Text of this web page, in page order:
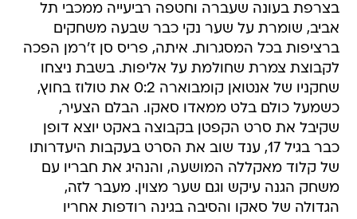
בצרפת בעונה שעברה וחטפה רביעייה ממכבי תל
אביב, שומרת על שער נקי כבר שבעה משחקים
ברציפות בכל המסגרות. איתה, פריס סן ז'רמן הפכה
לקבוצת צמרת שחולמת על אליפות. בשבת ניצחו
שחקניו של אנטואן קומבוארה 0:2 את טולוז בחוץ,
כשמעל כולם בלט ממאדו סאקו. הבלם הצעיר,
שקיבל את סרט הקפטן בקבוצה באקט יוצא דופן
כבר בגיל 17, ענד שוב את הסרט בעקבות היעדרותו
של קלוד מאקללה המושעה, והנהיג את חבריו עם
משחק הגנה עיקש וגם שער מצוין. מעבר לזה,
הגדולה של סאקו והסיבה בגינה רודפות אחריו